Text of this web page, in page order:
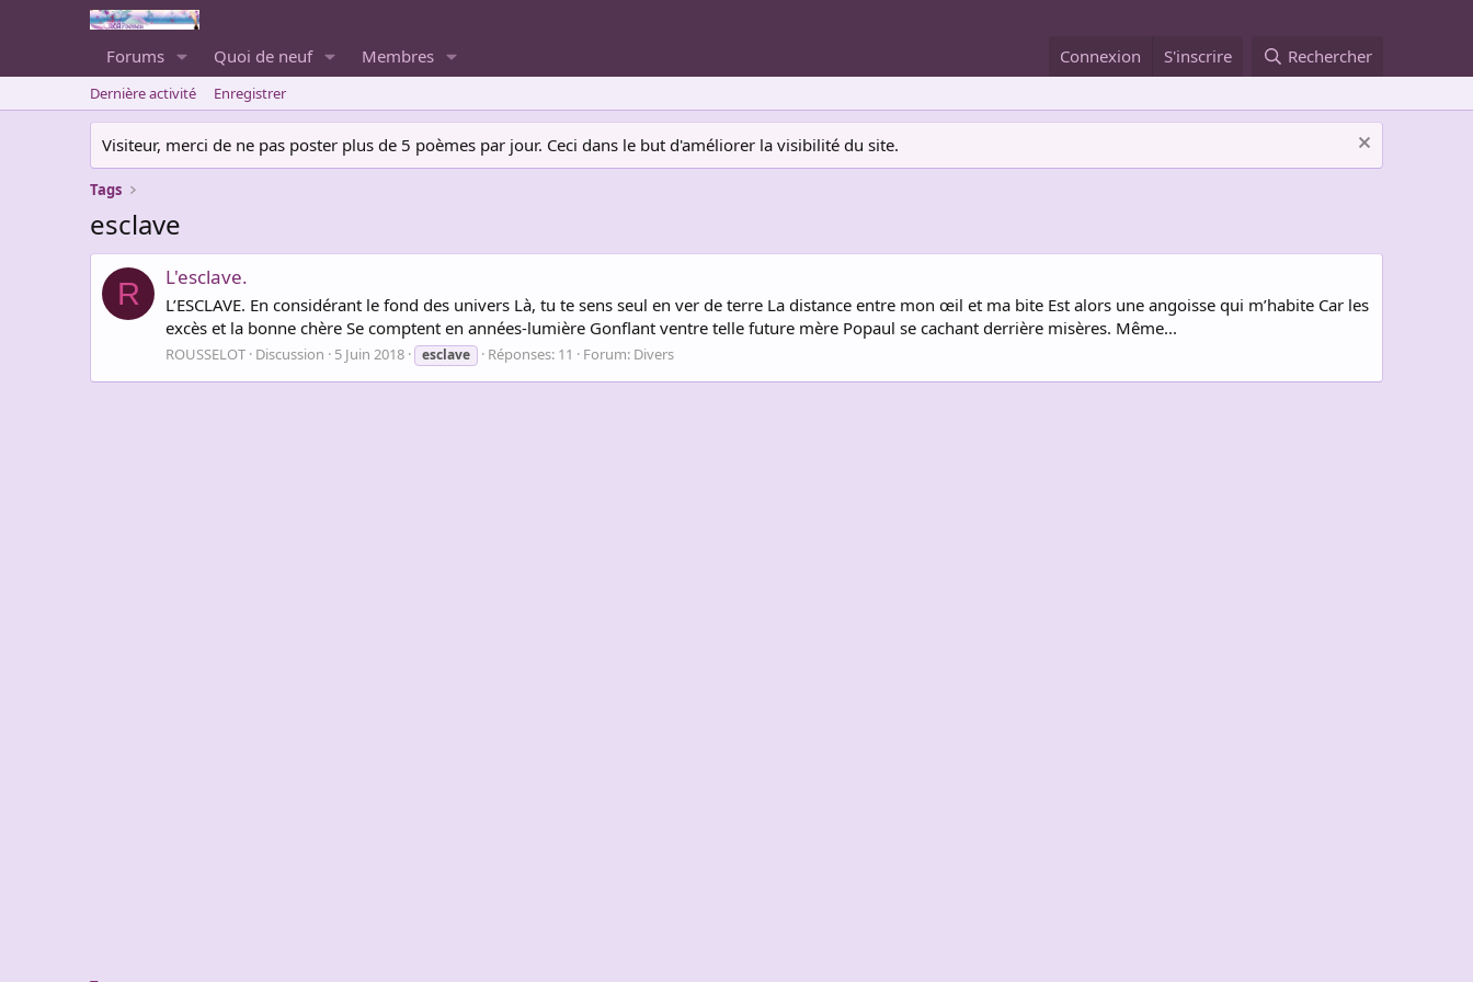
Forums Quoi de neuf Membres Connexion S'inscrire Rechercher
Dernière activité Enregistrer
Visiteur, merci de ne pas poster plus de 5 poèmes par jour. Ceci dans le but d'améliorer la visibilité du site.
Tags
esclave
R L'esclave.
L’ESCLAVE. En considérant le fond des univers Là, tu te sens seul en ver de terre La distance entre mon œil et ma bite Est alors une angoisse qui m’habite Car les
excès et la bonne chère Se comptent en années-lumière Gonflant ventre telle future mère Popaul se cachant derrière misères. Même...
ROUSSELOT Discussion 5 Juin 2018 esclave Réponses: 11 Forum: Divers